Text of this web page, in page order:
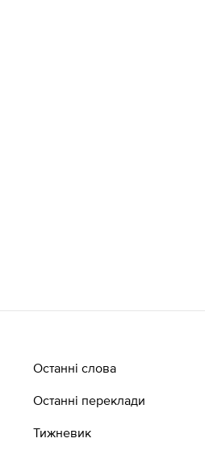
Останні слова
Останні переклади
Тижневик